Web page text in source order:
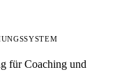
für Coaching und